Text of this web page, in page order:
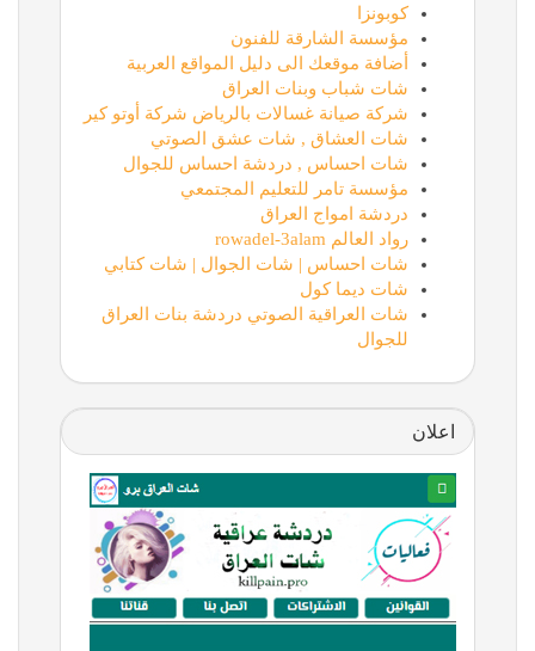
كوبونزا
مؤسسة الشارقة للفنون
أضافة موقعك الى دليل المواقع العربية
شات شباب وبنات العراق
شركة صيانة غسالات بالرياض شركة أوتو كير
شات العشاق , شات عشق الصوتي
شات احساس , دردشة احساس للجوال
مؤسسة تامر للتعليم المجتمعي
دردشة امواج العراق
رواد العالم rowadel-3alam
شات احساس | شات الجوال | شات كتابي
شات ديما كول
شات العراقية الصوتي دردشة بنات العراق
للجوال
اعلان